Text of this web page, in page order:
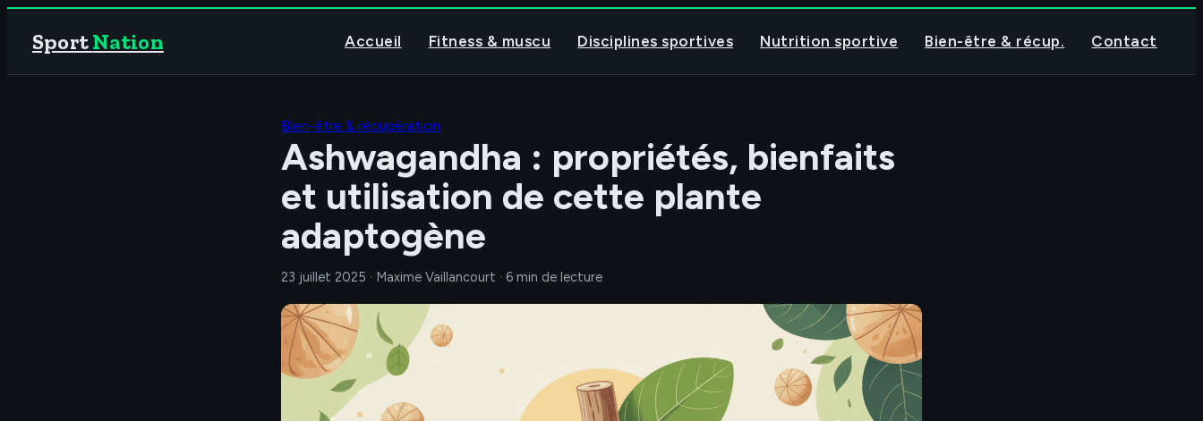
SportNation Accueil Fitness & muscu Disciplines sportives Nutrition sportive Bien-être & récup. Contact
Bien-être & récupération
Ashwagandha : propriétés, bienfaits
et utilisation de cette plante
adaptogène
23 juillet 2025 · Maxime Vaillancourt · 6 min de lecture